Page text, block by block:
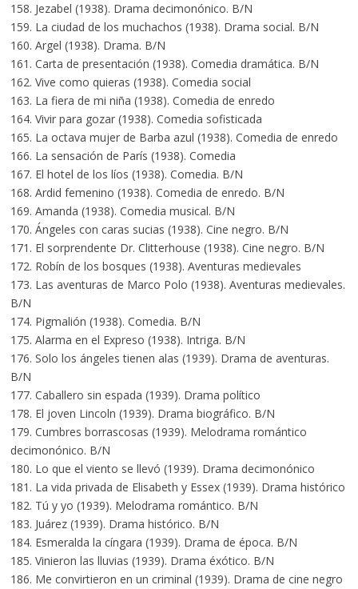
158. Jezabel (1938). Drama decimonónico. B/N
159. La ciudad de los muchachos (1938). Drama social. B/N
160. Argel (1938). Drama. B/N
161. Carta de presentación (1938). Comedia dramática. B/N
162. Vive como quieras (1938). Comedia social
163. La fiera de mi niña (1938). Comedia de enredo
164. Vivir para gozar (1938). Comedia sofisticada
165. La octava mujer de Barba azul (1938). Comedia de enredo
166. La sensación de París (1938). Comedia
167. El hotel de los líos (1938). Comedia. B/N
168. Ardid femenino (1938). Comedia de enredo. B/N
169. Amanda (1938). Comedia musical. B/N
170. Ángeles con caras sucias (1938). Cine negro. B/N
171. El sorprendente Dr. Clitterhouse (1938). Cine negro. B/N
172. Robín de los bosques (1938). Aventuras medievales
173. Las aventuras de Marco Polo (1938). Aventuras medievales.
B/N
174. Pigmalión (1938). Comedia. B/N
175. Alarma en el Expreso (1938). Intriga. B/N
176. Solo los ángeles tienen alas (1939). Drama de aventuras.
B/N
177. Caballero sin espada (1939). Drama político
178. El joven Lincoln (1939). Drama biográfico. B/N
179. Cumbres borrascosas (1939). Melodrama romántico
decimonónico. B/N
180. Lo que el viento se llevó (1939). Drama decimonónico
181. La vida privada de Elisabeth y Essex (1939). Drama histórico
182. Tú y yo (1939). Melodrama romántico. B/N
183. Juárez (1939). Drama histórico. B/N
184. Esmeralda la cíngara (1939). Drama de época. B/N
185. Vinieron las lluvias (1939). Drama éxótico. B/N
186. Me convirtieron en un criminal (1939). Drama de cine negro